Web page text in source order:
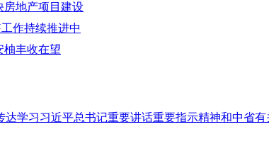
房地产项目建设
作持续推进中
柚丰收在望
达学习习近平总书记重要讲话重要指示精神和中省